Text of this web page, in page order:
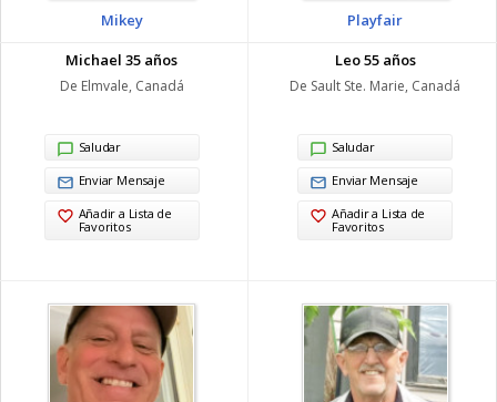
Mikey
Michael 35 años
De Elmvale, Canadá
Saludar
Enviar Mensaje
Añadir a Lista de
Favoritos
Playfair
Leo 55 años
De Sault Ste. Marie, Canadá
Saludar
Enviar Mensaje
Añadir a Lista de
Favoritos